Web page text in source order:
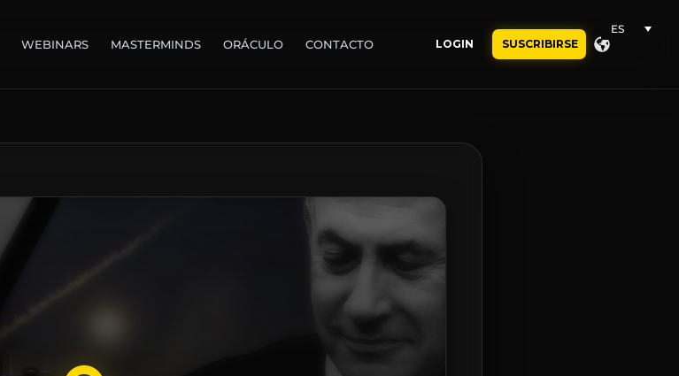
WEBINARS MASTERMINDS ORÁCULO CONTACTO LOGIN SUSCRIBIRSE
ES